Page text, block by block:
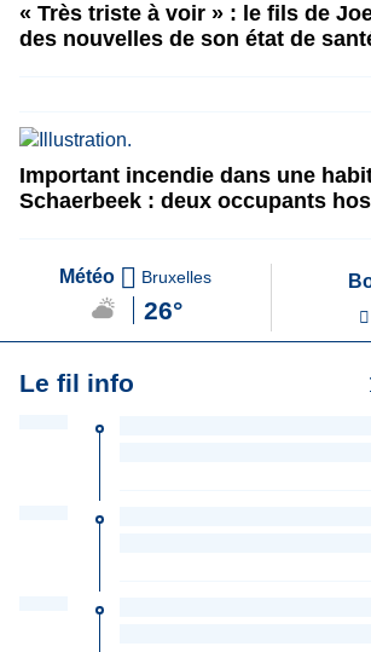
« Très triste à voir » : le fils de
des nouvelles de son état de
Important incendie dans une
Schaerbeek : deux occupants
Météo Bruxelles
26°
Le fil info